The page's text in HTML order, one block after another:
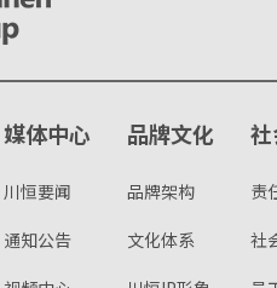
媒体中心
川恒要闻
通知公告
品牌文化
品牌架构
文化体系
责
社